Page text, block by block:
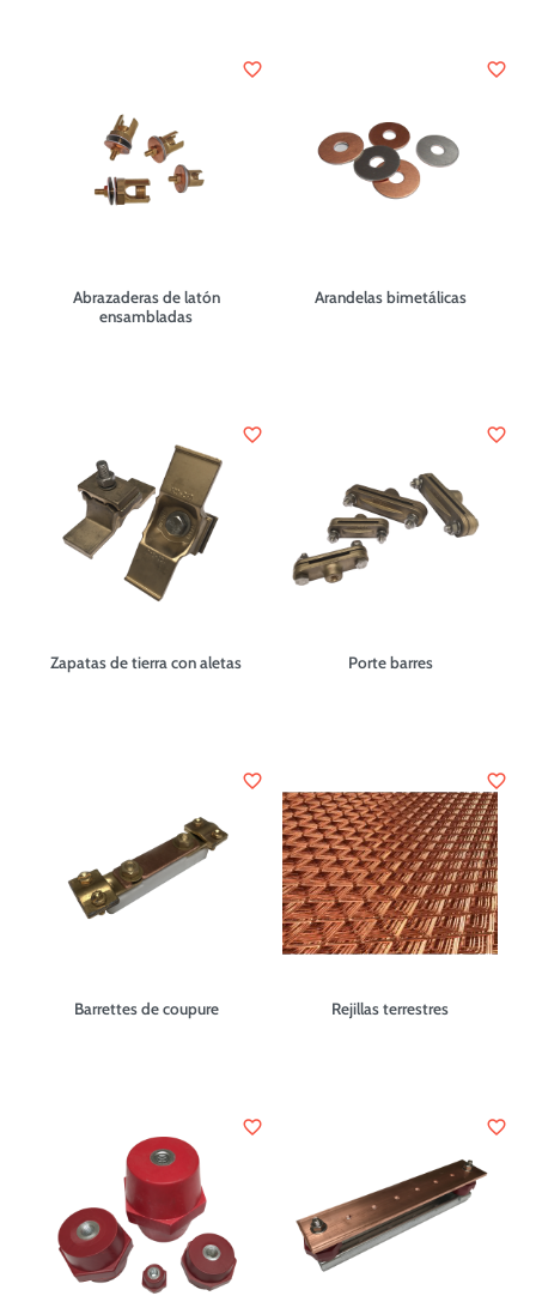
Abrazaderas de latón
ensambladas
favorite_border
Arandelas bimetálicas
favorite_border
Zapatas de tierra con aletas
favorite_border
Porte barres
favorite_border
Barrettes de coupure
favorite_border
Rejillas terrestres
favorite_border
favorite_border favorite_border